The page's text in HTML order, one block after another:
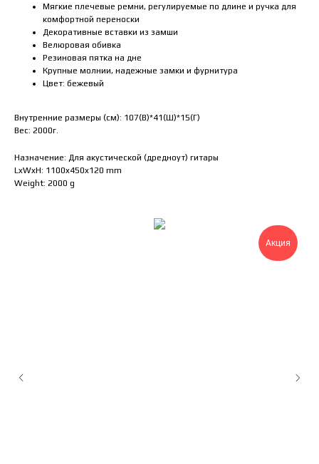
Мягкие плечевые ремни, регулируемые по длине и ручка для
комфортной переноски
Декоративные вставки из замши
Велюровая обивка
Резиновая пятка на дне
Крупные молнии, надежные замки и фурнитура
Цвет: бежевый
Внутренние размеры (см): 107(В)*41(Ш)*15(Г)
Вес: 2000г.
Назначение: Для акустической (дредноут) гитары
LxWxH: 1100x450x120 mm
Weight: 2000 g
Акция